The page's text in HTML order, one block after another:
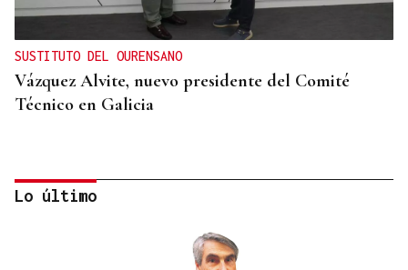
SUSTITUTO DEL OURENSANO
Vázquez Alvite, nuevo presidente del Comité
Técnico en Galicia
Lo último